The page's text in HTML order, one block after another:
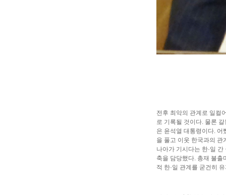
전후 최악의 관계로 일컬
로 기록될 것이다. 물론
은 윤석열 대통령이다. 어
을 풀고 이웃 한국과의 관
나아가 기시다는 한·일
축을 담당했다. 총재 불출
적 한·일 관계를 굳건히